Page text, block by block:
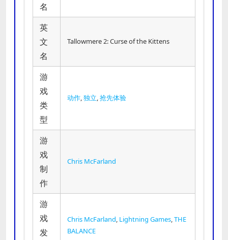
名
英
文
名
Tallowmere 2: Curse of the Kittens
游
戏
类
型
动作 独立 抢先体验
游
戏
制
作
Chris McFarland
游
戏
发
Chris McFarland Lightning Games THE
BALANCE